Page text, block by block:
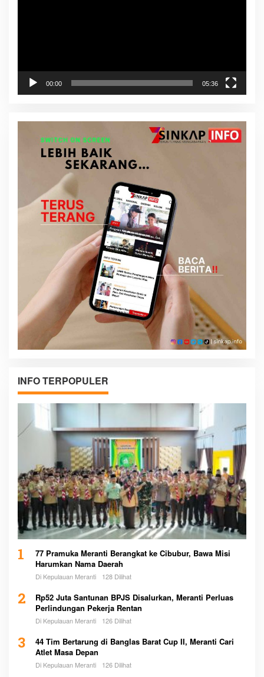
00:00 05:36
INFO TERPOPULER
1
77 Pramuka Meranti Berangkat ke Cibubur, Bawa Misi
Harumkan Nama Daerah
Di Kepulauan Meranti 128 Dilihat
2
Rp52 Juta Santunan BPJS Disalurkan, Meranti Perluas
Perlindungan Pekerja Rentan
Di Kepulauan Meranti 126 Dilihat
3
44 Tim Bertarung di Banglas Barat Cup II, Meranti Cari
Atlet Masa Depan
Di Kepulauan Meranti 126 Dilihat